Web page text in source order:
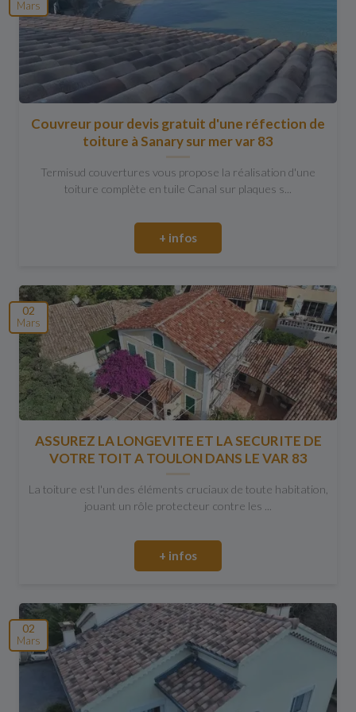
Mars
Couvreur pour devis gratuit d'une réfection de
toiture à Sanary sur mer var 83
Termisud couvertures vous propose la réalisation d'une
toiture complète en tuile Canal sur plaques s...
+ infos
02
Mars
ASSUREZ LA LONGEVITE ET LA SECURITE DE
VOTRE TOIT A TOULON DANS LE VAR 83
La toiture est l'un des éléments cruciaux de toute habitation,
jouant un rôle protecteur contre les ...
+ infos
02
Mars